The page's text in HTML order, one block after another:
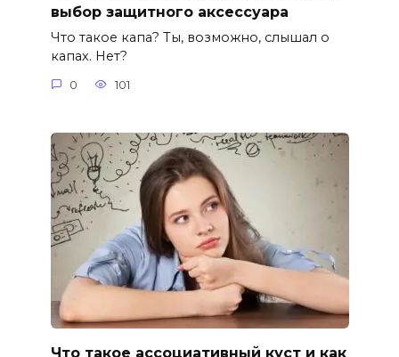
выбор защитного аксессуара
Что такое капа? Ты, возможно, слышал о
капах. Нет?
0 101
Что такое ассоциативный куст и как